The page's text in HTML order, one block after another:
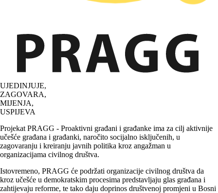
UJEDINJUJE,
ZAGOVARA,
MIJENJA,
USPIJEVA
Projekat PRAGG - Proaktivni građani i građanke ima za cilj aktivnije
učešće građana i građanki, naročito socijalno isključenih, u
zagovaranju i kreiranju javnih politika kroz angažman u
organizacijama civilnog društva.
Istovremeno, PRAGG će podržati organizacije civilnog društva da
kroz učešće u demokratskim procesima predstavljaju glas građana i
zahtijevaju reforme, te tako daju doprinos društvenoj promjeni u Bosni